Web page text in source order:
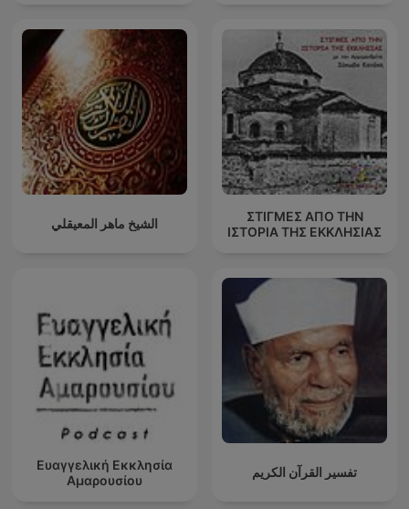
الشيخ ماهر المعيقلي
ΣΤΙΓΜΕΣ ΑΠΟ ΤΗΝ
ΙΣΤΟΡΙΑ ΤΗΣ ΕΚΚΛΗΣΙΑΣ
Ευαγγελική Εκκλησία
Αμαρουσίου
تفسير القرآن الكريم